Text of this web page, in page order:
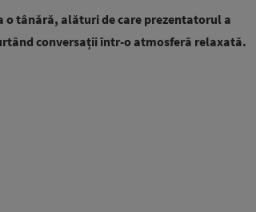
tânără, alături de care prezentatorul a
conversații într-o atmosferă relaxată.